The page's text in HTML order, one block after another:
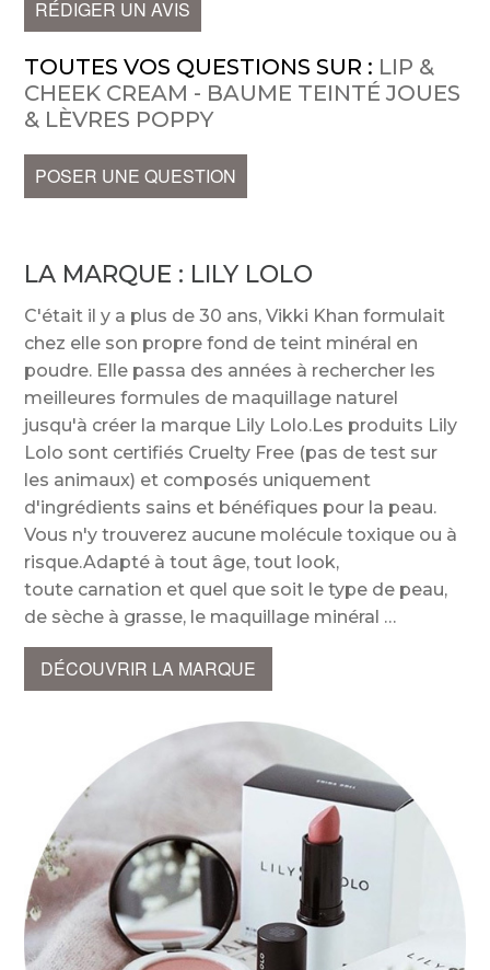
RÉDIGER UN AVIS
TOUTES VOS QUESTIONS SUR : LIP &
CHEEK CREAM - BAUME TEINTÉ JOUES
& LÈVRES POPPY
POSER UNE QUESTION
LA MARQUE : LILY LOLO
C'était il y a plus de 30 ans, Vikki Khan formulait
chez elle son propre fond de teint minéral en
poudre. Elle passa des années à rechercher les
meilleures formules de maquillage naturel
jusqu'à créer la marque Lily Lolo.Les produits Lily
Lolo sont certifiés Cruelty Free (pas de test sur
les animaux) et composés uniquement
d'ingrédients sains et bénéfiques pour la peau.
Vous n'y trouverez aucune molécule toxique ou à
risque.Adapté à tout âge, tout look,
toute carnation et quel que soit le type de peau,
de sèche à grasse, le maquillage minéral
DÉCOUVRIR LA MARQUE